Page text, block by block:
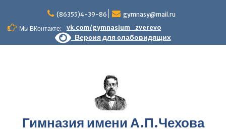
content
(86355)4-39-86
gymnasy@mail.ru
Мы ВКонтакте:
vk.com/gymnasium_zverevo
Версия для слабовидящих
Гимназия имени А.П.Чехова